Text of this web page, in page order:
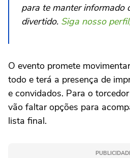
para te manter informado
divertido. Siga nosso
O evento promete
todo e terá a presença de
e convidados. Para o
vão faltar opções para
lista final.